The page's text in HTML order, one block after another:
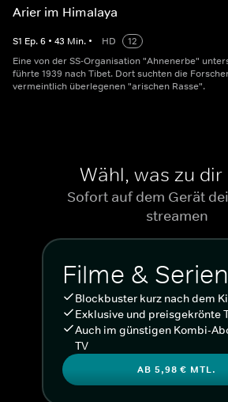
Arier im Himalaya
S1 Ep.6 • 43 Min. • HD
12
Eine von der SS-Organisation "Ahnenerbe"
führte 1939 nach Tibet. Dort suchten die
vermeintlich überlegenen "arischen Rasse".
Wähl, was zu dir
Sofort auf dem Gerät
streamen
Filme & Serien
Blockbuster kurz nach dem
Exklusive und preisgekrönte
Auch im günstigen Kombi-
TV
AB 5,98 € MTL.